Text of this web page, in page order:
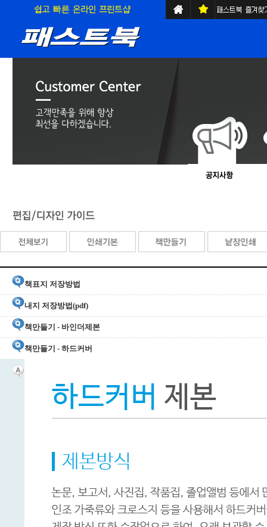
책표지 저장방법
내지 저장방법(pdf)
책만들기 - 바인더제본
책만들기 - 하드커버